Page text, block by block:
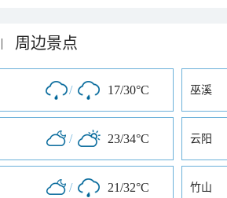
| 周边景点
/ 17/30°C 巫溪
/ 23/34°C 云阳
/ 21/32°C 竹山